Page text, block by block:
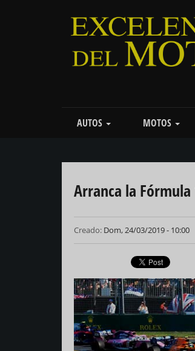
Main
navigation
AUTOS MOTOS
Arranca la Fórmula
Creado: Dom, 24/03/2019 - 10:00